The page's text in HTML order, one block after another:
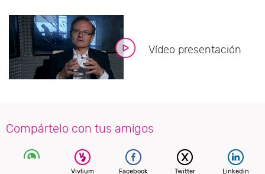
Vídeo presentación
Compártelo con tus amigos
Vivlium Facebook Twitter Linkedin